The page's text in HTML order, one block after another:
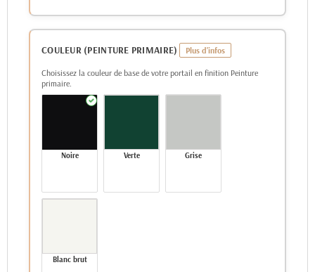
COULEUR (PEINTURE PRIMAIRE)
Choisissez la couleur de base de votre portail en finition Peinture
primaire.
Noire Verte Grise
Blanc brut